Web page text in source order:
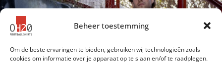
Beheer toestemming
Om de beste ervaringen te bieden, gebruiken wij technologieën zoals
cookies om informatie over je apparaat op te slaan en/of te raadplegen.